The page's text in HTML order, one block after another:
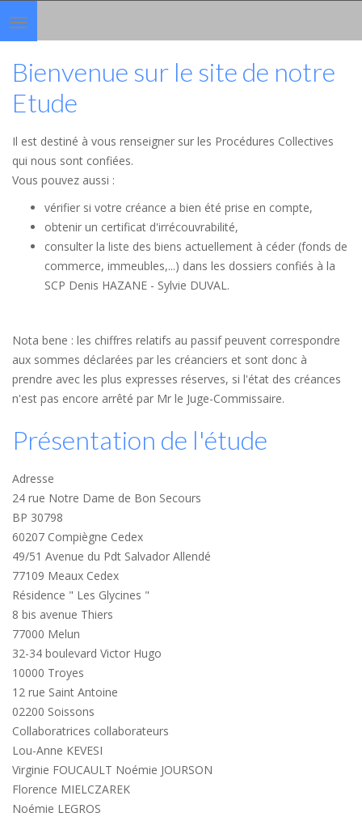
Toggle
navigation
Bienvenue sur le site de notre
Etude
Il est destiné à vous renseigner sur les Procédures Collectives
qui nous sont confiées.
Vous pouvez aussi :
vérifier si votre créance a bien été prise en compte,
obtenir un certificat d'irrécouvrabilité,
consulter la liste des biens actuellement à céder (fonds de
commerce, immeubles,...) dans les dossiers confiés à la
SCP Denis HAZANE - Sylvie DUVAL.
Nota bene : les chiffres relatifs au passif peuvent correspondre
aux sommes déclarées par les créanciers et sont donc à
prendre avec les plus expresses réserves, si l'état des créances
n'est pas encore arrêté par Mr le Juge-Commissaire.
Présentation de l'étude
Adresse
24 rue Notre Dame de Bon Secours
BP 30798
60207 Compiègne Cedex
49/51 Avenue du Pdt Salvador Allendé
77109 Meaux Cedex
Résidence " Les Glycines "
8 bis avenue Thiers
77000 Melun
32-34 boulevard Victor Hugo
10000 Troyes
12 rue Saint Antoine
02200 Soissons
Collaboratrices collaborateurs
Lou-Anne KEVESI
Virginie FOUCAULT Noémie JOURSON
Florence MIELCZAREK
Noémie LEGROS